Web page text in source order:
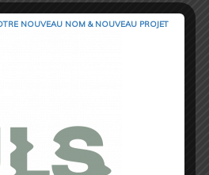
NOUVEAU NOM & NOUVEAU PROJET